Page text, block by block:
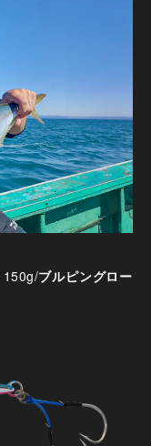
150g/ブルピングロー